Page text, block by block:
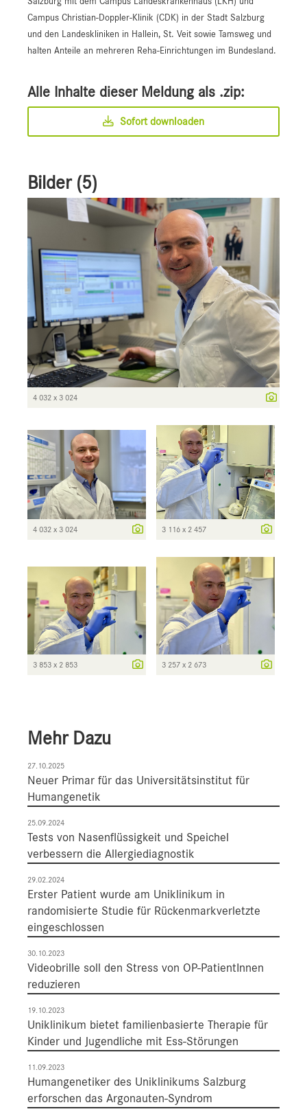
Campus Christian-Doppler-Klinik (CDK) in der Stadt Salzburg
und den Landeskliniken in Hallein, St. Veit sowie Tamsweg und
halten Anteile an mehreren Reha-Einrichtungen im Bundesland.
Alle Inhalte dieser Meldung als .zip:
Sofort downloaden
Bilder (5)
4 032 x 3 024
4 032 x 3 024 3 116 x 2 457
3 853 x 2 853 3 257 x 2 673
Mehr Dazu
27.10.2025
Neuer Primar für das Universitätsinstitut für
Humangenetik
25.09.2024
Tests von Nasenflüssigkeit und Speichel
verbessern die Allergiediagnostik
29.02.2024
Erster Patient wurde am Uniklinikum in
randomisierte Studie für Rückenmarkverletzte
eingeschlossen
30.10.2023
Videobrille soll den Stress von OP-PatientInnen
reduzieren
19.10.2023
Uniklinikum bietet familienbasierte Therapie für
Kinder und Jugendliche mit Ess-Störungen
11.09.2023
Humangenetiker des Uniklinikums Salzburg
erforschen das Argonauten-Syndrom